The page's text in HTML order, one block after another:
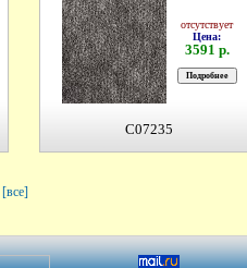
отсутствует
Цена:
3591 р.
C07235
[все]